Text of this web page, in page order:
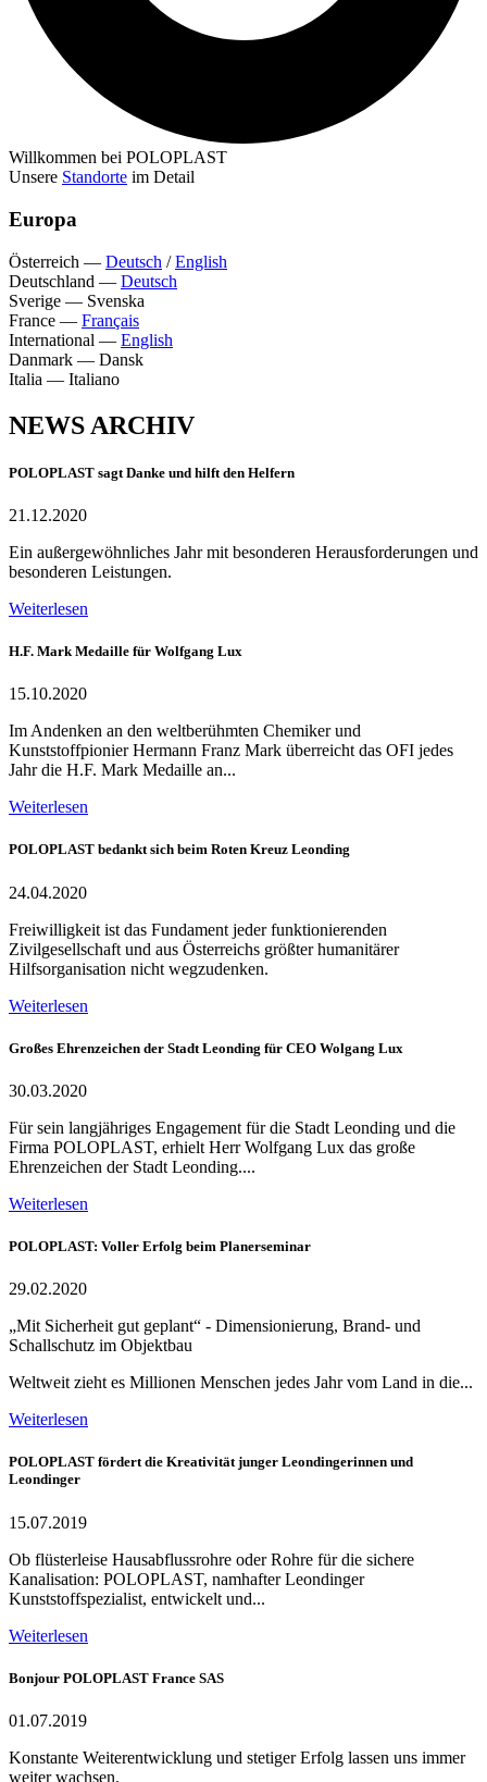
Willkommen bei POLOPLAST
Unsere Standorte im Detail
Europa
Österreich — Deutsch /English
Deutschland — Deutsch
Sverige — Svenska
France — Français
International — English
Danmark — Dansk
Italia — Italiano
NEWS ARCHIV
POLOPLAST sagt Danke und hilft den Helfern
21.12.2020
Ein außergewöhnliches Jahr mit besonderen Herausforderungen und
besonderen Leistungen.
Weiterlesen
H.F. Mark Medaille für Wolfgang Lux
15.10.2020
Im Andenken an den weltberühmten Chemiker und
Kunststoffpionier Hermann Franz Mark überreicht das OFI jedes
Jahr die H.F. Mark Medaille an...
Weiterlesen
POLOPLAST bedankt sich beim Roten Kreuz Leonding
24.04.2020
Freiwilligkeit ist das Fundament jeder funktionierenden
Zivilgesellschaft und aus Österreichs größter humanitärer
Hilfsorganisation nicht wegzudenken.
Weiterlesen
Großes Ehrenzeichen der Stadt Leonding für CEO Wolgang Lux
30.03.2020
Für sein langjähriges Engagement für die Stadt Leonding und die
Firma POLOPLAST, erhielt Herr Wolfgang Lux das große
Ehrenzeichen der Stadt Leonding....
Weiterlesen
POLOPLAST: Voller Erfolg beim Planerseminar
29.02.2020
„Mit Sicherheit gut geplant“ - Dimensionierung, Brand- und
Schallschutz im Objektbau
Weltweit zieht es Millionen Menschen jedes Jahr vom Land in die...
Weiterlesen
POLOPLAST fördert die Kreativität junger Leondingerinnen und
Leondinger
15.07.2019
Ob flüsterleise Hausabflussrohre oder Rohre für die sichere
Kanalisation: POLOPLAST, namhafter Leondinger
Kunststoffspezialist, entwickelt und...
Weiterlesen
Bonjour POLOPLAST France SAS
01.07.2019
Konstante Weiterentwicklung und stetiger Erfolg lassen uns immer
weiter wachsen.